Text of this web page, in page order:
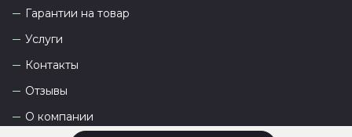
Гарантии на товар
Услуги
Контакты
Отзывы
О компании